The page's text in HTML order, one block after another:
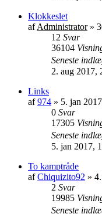
Klokkeslet
afAdministrator»
12 Svar
36104
Seneste
2. aug 2017,
Links
af974 » 5. jan
0 Svar
17305
Seneste
5. jan 2017,
To kamptråde
afChiquizito92 »
2 Svar
19985
Seneste